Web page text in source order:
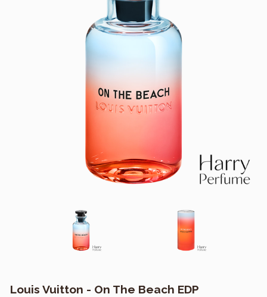
Louis Vuitton - On The Beach EDP